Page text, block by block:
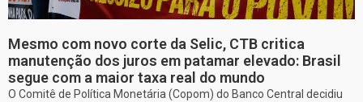
Mesmo com novo corte da Selic, CTB critica
manutenção dos juros em patamar elevado: Brasil
segue com a maior taxa real do mundo
O Comitê de Política Monetária (Copom) do Banco Central decidiu